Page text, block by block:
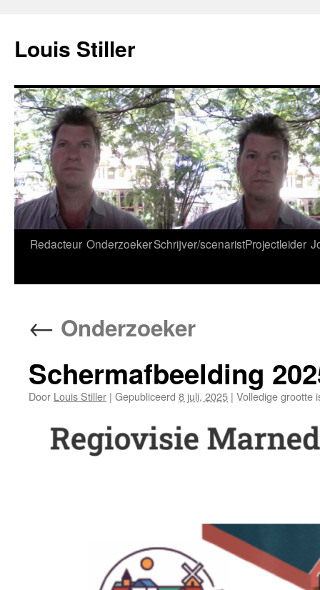
inhoud
Louis Stiller
Redacteur OnderzoekerSchrijver/scenaristProjectleider
← Onderzoeker
Schermafbeelding
Door Louis Stiller | Gepubliceerd 8 juli, 2025 | Volledige grootte